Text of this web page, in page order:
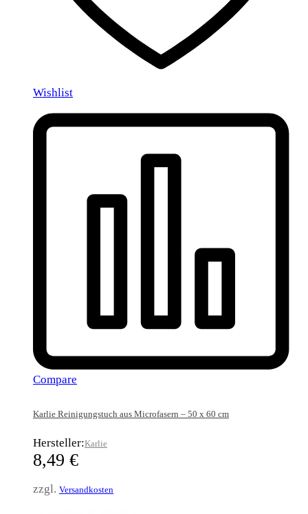
Wishlist
Compare
Karlie Reinigungstuch aus Microfasern – 50 x 60 cm
Hersteller:Karlie
8,49 €
zzgl. Versandkosten